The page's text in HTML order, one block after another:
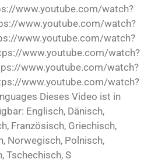
www.youtube.com/watch?
www.youtube.com/watch?
www.youtube.com/watch?
www.youtube.com/watch?
www.youtube.com/watch?
www.youtube.com/watch?
Dieses Video ist in
Englisch, Dänisch,
Französisch, Griechisch,
Norwegisch, Polnisch,
Tschechisch, S